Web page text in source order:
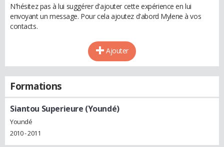
N'hésitez pas à lui suggérer d'ajouter cette expérience en lui
envoyant un message. Pour cela ajoutez d'abord Mylene à vos
contacts.
Ajouter
Formations
Siantou Superieure (Youndé)
Youndé
2010 - 2011